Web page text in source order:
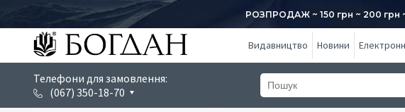
РОЗПРОДАЖ ~ 150 грн ~ 200
Видавництво Новини
Телефони для замовлення:
(067) 350-18-70